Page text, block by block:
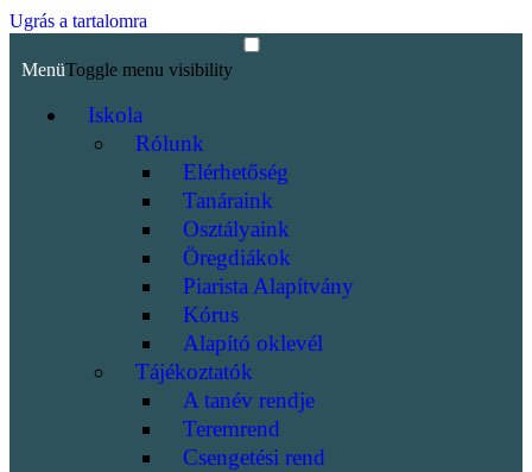
Ugrás a tartalomra
MenüToggle menu visibility
Iskola
Rólunk
Elérhetőség
Tanáraink
Osztályaink
Öregdiákok
Piarista Alapítvány
Kórus
Alapító oklevél
Tájékoztatók
A tanév rendje
Teremrend
Csengetési rend